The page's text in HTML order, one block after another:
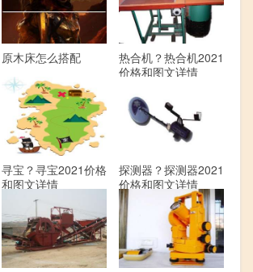
原木床怎么搭配
热合机？热合机2021
价格和图文详情
寻宝？寻宝2021价格
和图文详情
探测器？探测器2021
价格和图文详情